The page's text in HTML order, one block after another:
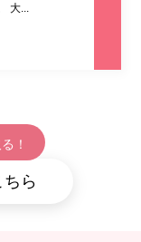
大...
！
ら